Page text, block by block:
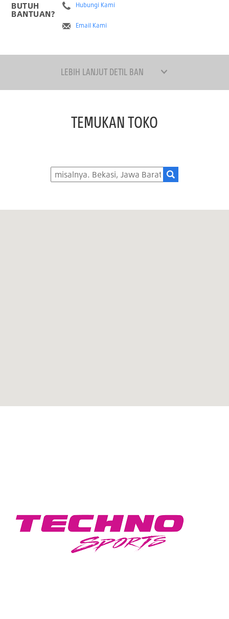
BUTUH
BANTUAN?
Hubungi Kami
Email Kami
LEBIH LANJUT DETIL BAN
TEMUKAN TOKO